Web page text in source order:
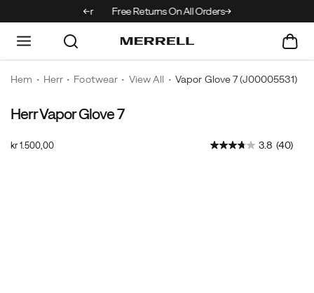
Free Returns On All Orders
Hem Herr Footwear View All Vapor Glove 7 (J00005531)
Herr Vapor Glove 7
kr 1.500,00InStock 3.8 (40)